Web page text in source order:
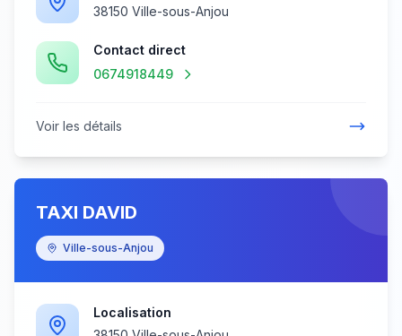
38150 Ville-sous-Anjou
Contact direct
0674918449
Voir les détails
TAXI DAVID
Ville-sous-Anjou
Localisation